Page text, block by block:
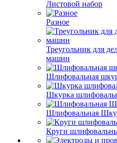
Листовой набор
Разное
Треугольник для
машин
Шлифовальная
Шкурка
Шлифовальная
Круги